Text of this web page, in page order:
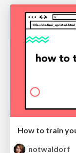
How to train
notwaldorf